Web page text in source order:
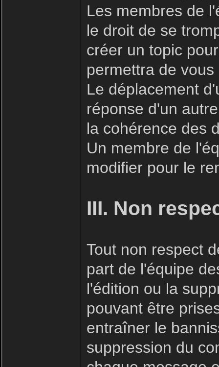
Les membres de
le droit de se
créer un topic
permettra de
Le déplacement
réponse d'un
la cohérence des
Un membre de
modifier pour le
III. Non
Tout non respect
part de l'équipe
l'édition ou la
pouvant être
entraîner le
suppression du